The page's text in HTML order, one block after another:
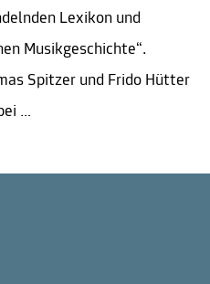
Lexikon und
Musikgeschichte“.
Spitzer und Frido Hütter
…